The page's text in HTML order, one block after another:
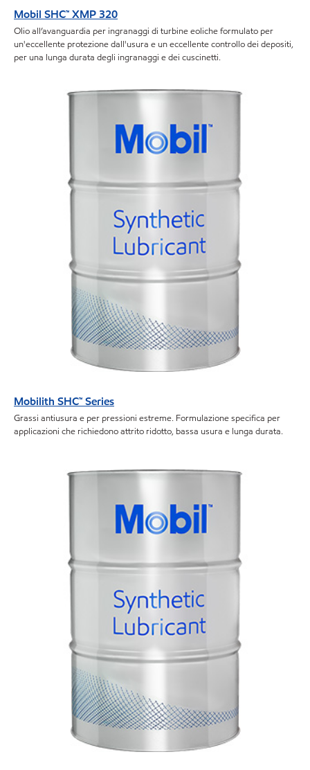
Mobil SHC™ XMP 320
Olio all’avanguardia per ingranaggi di turbine eoliche formulato per
un'eccellente protezione dall'usura e un eccellente controllo dei depositi,
per una lunga durata degli ingranaggi e dei cuscinetti.
Mobilith SHC™ Series
Grassi antiusura e per pressioni estreme. Formulazione specifica per
applicazioni che richiedono attrito ridotto, bassa usura e lunga durata.